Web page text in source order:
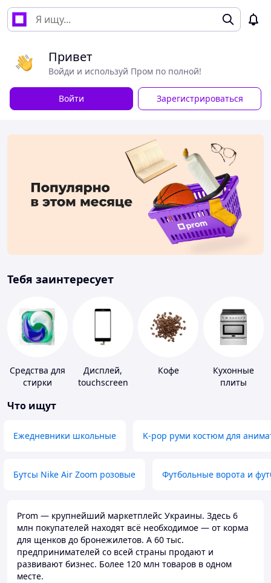
Привет
Войди и используй Пром по полной!
Войти Зарегистрироваться
Тебя заинтересует
Средства для
стирки
Дисплей,
touchscreen
Кофе
Кухонные
плиты
Что ищут
Ежедневники школьные K-pop руми костюм для
Бутсы Nike Air Zoom розовые Футбольные ворота и
Prom — крупнейший маркетплейс Украины. Здесь 6
млн покупателей находят всё необходимое — от корма
для щенков до бронежилетов. А 60 тыс.
предпринимателей со всей страны продают и
развивают бизнес. Более 120 млн товаров в одном
месте.